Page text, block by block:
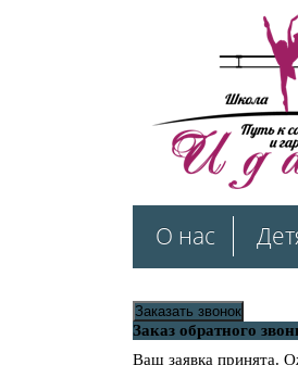
О нас
Заказать звонок
Заказ обратного
Ваш заявка принята.